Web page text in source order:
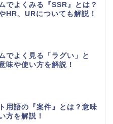
でよくみる『SSR』とは？
HR、URについても解説！
でよく見る「ラグい」と
味や使い方を解説！
用語の『案件』とは？意味
方を解説！